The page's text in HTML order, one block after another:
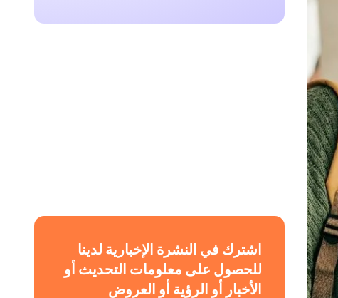
اشترك في النشرة الإخبارية لدينا
للحصول على معلومات التحديث أو
الأخبار أو الرؤية أو العروض